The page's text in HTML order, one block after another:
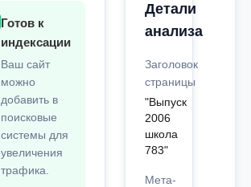
Готов к
индексации
Ваш сайт
можно
добавить в
поисковые
системы для
увеличения
трафика.
Детали
анализа
Заголовок
страницы
"Выпуск
2006
школа
783"
Мета-